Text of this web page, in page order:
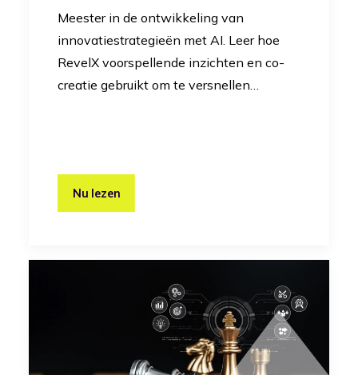
Meester in de ontwikkeling van
innovatiestrategieën met AI. Leer hoe
RevelX voorspellende inzichten en co-
creatie gebruikt om te versnellen…
Nu lezen